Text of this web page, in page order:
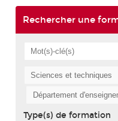
Rechercher une
Type(s) de formation